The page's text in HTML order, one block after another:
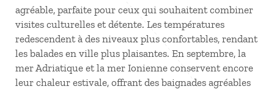
agréable, parfaite pour ceux qui souhaitent combiner
visites culturelles et détente. Les températures
redescendent à des niveaux plus confortables, rendant
les balades en ville plus plaisantes. En septembre, la
mer Adriatique et la mer Ionienne conservent encore
leur chaleur estivale, offrant des baignades agréables